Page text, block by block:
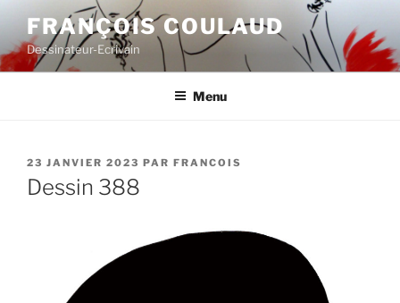
contenu
principal
FRANÇOIS COULAUD
Dessinateur-Ecrivain
Menu
PUBLIÉ
LE
23 JANVIER 2023 PAR FRANCOIS
Dessin 388